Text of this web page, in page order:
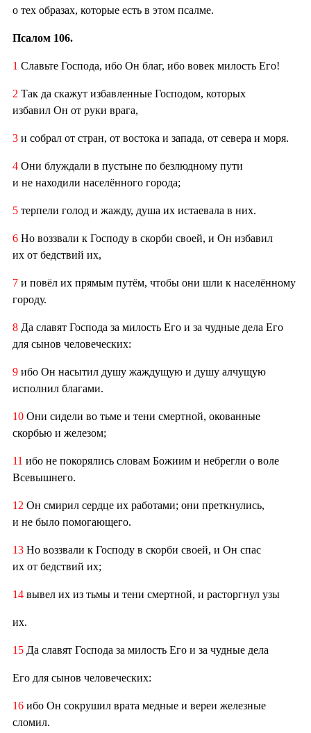
о тех образах, которые есть в этом псалме.
Псалом 106.
1 Славьте Господа, ибо Он благ, ибо вовек милость Его!
2 Так да скажут избавленные Господом, которых
избавил Он от руки врага,
3 и собрал от стран, от востока и запада, от севера и моря.
4 Они блуждали в пустыне по безлюдному пути
и не находили населённого города;
5 терпели голод и жажду, душа их истаевала в них.
6 Но воззвали к Господу в скорби своей, и Он избавил
их от бедствий их,
7 и повёл их прямым путём, чтобы они шли к населённому
городу.
8 Да славят Господа за милость Его и за чудные дела Его
для сынов человеческих:
9 ибо Он насытил душу жаждущую и душу алчущую
исполнил благами.
10 Они сидели во тьме и тени смертной, окованные
скорбью и железом;
11 ибо не покорялись словам Божиим и небрегли о воле
Всевышнего.
12 Он смирил сердце их работами; они преткнулись,
и не было помогающего.
13 Но воззвали к Господу в скорби своей, и Он спас
их от бедствий их;
14 вывел их из тьмы и тени смертной, и расторгнул узы
их.
15 Да славят Господа за милость Его и за чудные дела
Его для сынов человеческих:
16 ибо Он сокрушил врата медные и вереи железные
сломил.